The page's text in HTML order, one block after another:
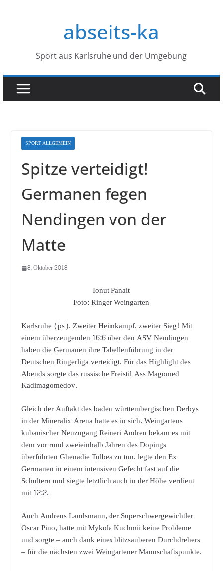
abseits-ka
Sport aus Karlsruhe und der Umgebung
SPORT ALLGEMEIN
Spitze verteidigt!
Germanen fegen
Nendingen von der
Matte
8. Oktober 2018
Ionut Panait
Foto: Ringer Weingarten
Karlsruhe (ps). Zweiter Heimkampf, zweiter Sieg! Mit
einem überzeugenden 16:6 über den ASV Nendingen
haben die Germanen ihre Tabellenführung in der
Deutschen Ringerliga verteidigt. Für das Highlight des
Abends sorgte das russische Freistil-Ass Magomed
Kadimagomedov.
Gleich der Auftakt des baden-württembergischen Derbys
in der Mineralix-Arena hatte es in sich. Weingartens
kubanischer Neuzugang Reineri Andreu bekam es mit
dem vor rund zweieinhalb Jahren des Dopings
überführten Ghenadie Tulbea zu tun, legte den Ex-
Germanen in einem intensiven Gefecht fast auf die
Schultern und siegte letztlich auch in der Höhe verdient
mit 12:2.
Auch Andreus Landsmann, der Superschwergewichtler
Oscar Pino, hatte mit Mykola Kuchmii keine Probleme
und sorgte – auch dank eines blitzsauberen Durchdrehers
– für die nächsten zwei Weingartener Mannschaftspunkte.